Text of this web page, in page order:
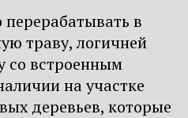
в
траву, логичней
со встроенным
на участке
деревьев, которые